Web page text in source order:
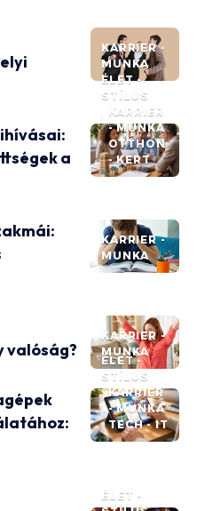
KARRIER -
MUNKA
ÉLET -
STÍLUS
KARRIER
- MUNKA
OTTHON
- KERT
a
KARRIER -
MUNKA
KARRIER -
MUNKA
valóság?
ÉLET -
STÍLUS
KARRIER
- MUNKA
TECH - IT
ÉLET -